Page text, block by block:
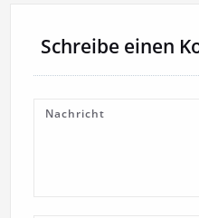
Schreibe einen